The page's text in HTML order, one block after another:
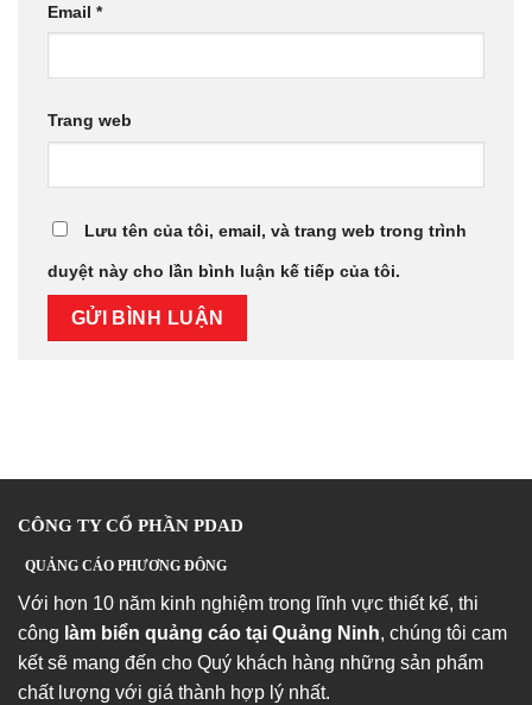
Email *
Trang web
Lưu tên của tôi, email, và trang web trong trình
duyệt này cho lần bình luận kế tiếp của tôi.
CÔNG TY CỔ PHẦN PDAD
QUẢNG CÁO PHƯƠNG ĐÔNG
Với hơn 10 năm kinh nghiệm trong lĩnh vực thiết kế, thi
công làm biển quảng cáo tại Quảng Ninh, chúng tôi cam
kết sẽ mang đến cho Quý khách hàng những sản phẩm
chất lượng với giá thành hợp lý nhất.